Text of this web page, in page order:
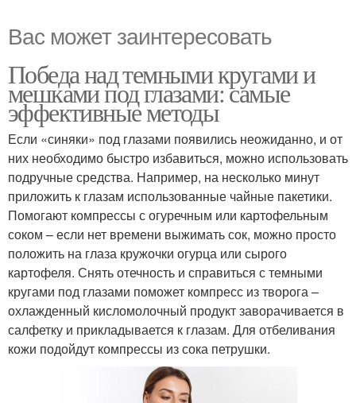
Вас может заинтересовать
Победа над темными кругами и
мешками под глазами: самые
эффективные методы
Если «синяки» под глазами появились неожиданно, и от
них необходимо быстро избавиться, можно использовать
подручные средства. Например, на несколько минут
приложить к глазам использованные чайные пакетики.
Помогают компрессы с огуречным или картофельным
соком – если нет времени выжимать сок, можно просто
положить на глаза кружочки огурца или сырого
картофеля. Снять отечность и справиться с темными
кругами под глазами поможет компресс из творога –
охлажденный кисломолочный продукт заворачивается в
салфетку и прикладывается к глазам. Для отбеливания
кожи подойдут компрессы из сока петрушки.